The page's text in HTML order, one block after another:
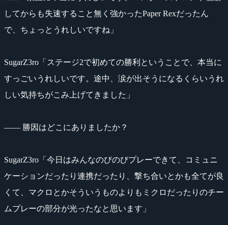
してからも失速すること無く強かったPaper Rexだったん
で、ちょっとうれしいですね」
SugarZ3ro「ステージ2で初めての勝利ということで、本当に
すっごいうれしいです。途中、涙が出そうになるくらいうれ
しい気持ちがこみ上げてきました」
―― 勝因はどこにありましたか？
SugarZ3ro「今日はみんなのびのびプレーできて、コミュニ
ケーションだったり連携だったり、撃ち合いとかも全てが良
くて、マクロとかそういうものよりもミクロだったりのチー
ムプレーの部分が光ったなと思います」